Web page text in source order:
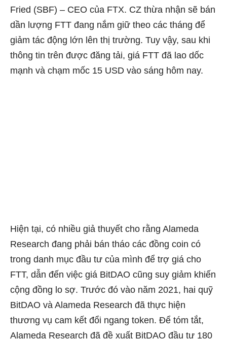
Fried (SBF) – CEO của FTX. CZ thừa nhận sẽ bán
dần lượng FTT đang nắm giữ theo các tháng để
giảm tác động lớn lên thị trường. Tuy vậy, sau khi
thông tin trên được đăng tải, giá FTT đã lao dốc
mạnh và chạm mốc 15 USD vào sáng hôm nay.
Hiện tại, có nhiều giả thuyết cho rằng Alameda
Research đang phải bán tháo các đồng coin có
trong danh mục đầu tư của mình để trợ giá cho
FTT, dẫn đến việc giá BitDAO cũng suy giảm khiến
cộng đồng lo sợ. Trước đó vào năm 2021, hai quỹ
BitDAO và Alameda Research đã thực hiện
thương vụ cam kết đổi ngang token. Để tóm tắt,
Alameda Research đã đề xuất BitDAO đầu tư 180